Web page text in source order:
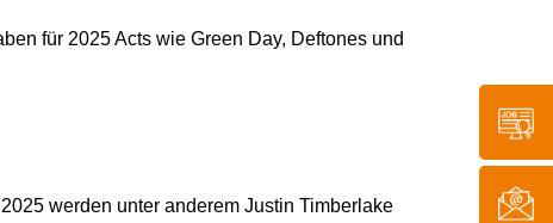
für 2025 Acts wie Green Day, Deftones und
werden unter anderem Justin Timberlake